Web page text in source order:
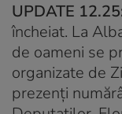
UPDATE
încheiat. La
de oameni se
organizate de
prezenţi